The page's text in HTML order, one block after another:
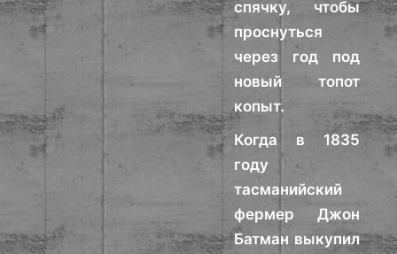
спячку, чтобы
проснуться
через год под
новый топот
копыт.
Когда в 1835
году
тасманийский
фермер Джон
Батман выкупил